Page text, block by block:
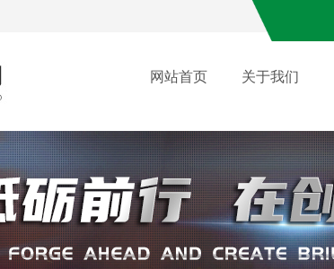
网站首页 关于我们